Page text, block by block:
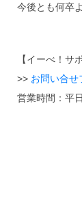
今後とも何卒
【イーべ！サ
>> お問い合せ
営業時間：平